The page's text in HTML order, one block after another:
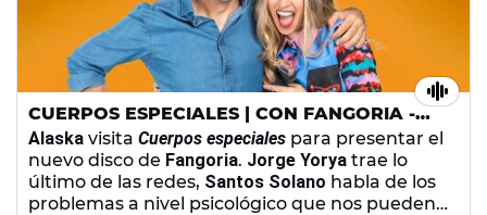
CUERPOS ESPECIALES | CON FANGORIA -
JUEVES 23 DE ABRIL DE 2026
Alaska visita Cuerpos especiales para presentar el
nuevo disco de Fangoria. Jorge Yorya trae lo
último de las redes, Santos Solano habla de los
problemas a nivel psicológico que nos pueden